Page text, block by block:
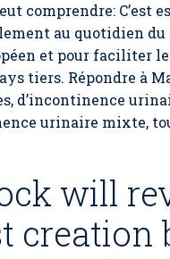
comprendre: C’est
au quotidien du
et pour faciliter
tiers. Répondre à
d’incontinence
urinaire mixte,
will
creation